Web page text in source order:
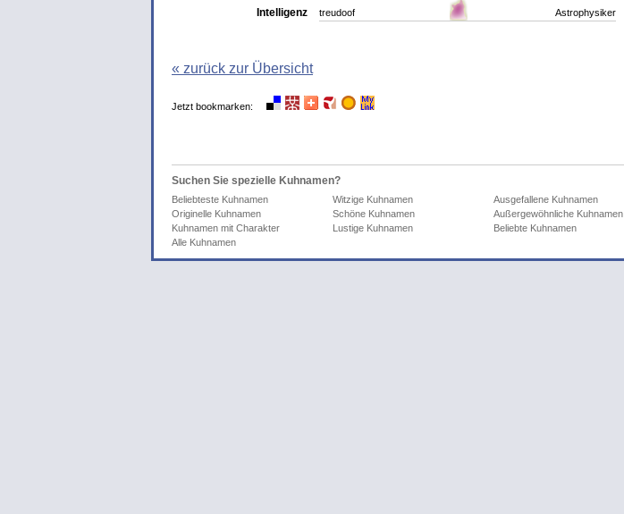
Intelligenz treudoof Astrophysiker
« zurück zur Übersicht
Jetzt bookmarken:
Suchen Sie spezielle Kuhnamen?
Beliebteste Kuhnamen Witzige Kuhnamen Ausgefallene Kuhnamen
Originelle Kuhnamen
Schöne Kuhnamen Außergewöhnliche Kuhnamen
Kuhnamen mit Charakter
Lustige Kuhnamen Beliebte Kuhnamen
Alle Kuhnamen